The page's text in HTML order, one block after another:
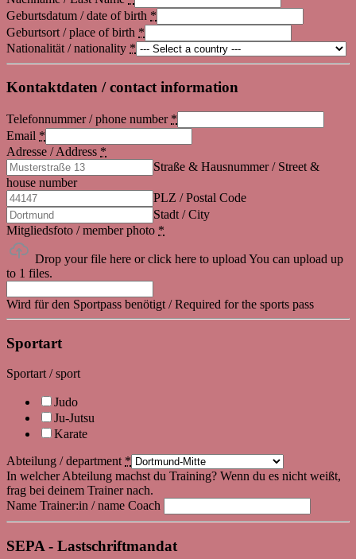
Geburtsdatum / date of birth *
Geburtsort / place of birth *
Nationalität / nationality *
Kontaktdaten / contact information
Telefonnummer / phone number *
Email *
Adresse / Address *
Straße & Hausnummer / Street &
house number
PLZ / Postal Code
Stadt / City
Mitgliedsfoto / member photo *
Drop your file here or click here to upload You can upload up
to 1 files.
Wird für den Sportpass benötigt / Required for the sports pass
Sportart
Sportart / sport
Judo
Ju-Jutsu
Karate
Abteilung / department *
In welcher Abteilung machst du Training? Wenn du es nicht weißt,
frag bei deinem Trainer nach.
Name Trainer:in / name Coach
SEPA - Lastschriftmandat